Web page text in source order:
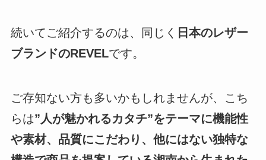
続いてご紹介するのは、同じく 日本のレザー
ブランドのREVELです。
ご存知ない方も多いかもしれませんが、こち
らは”人が魅かれるカタチ”をテーマに機能性
や素材、品質にこだわり、他にはない独特な